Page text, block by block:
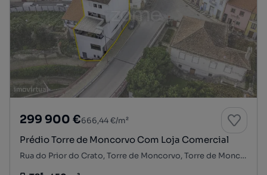
299 900 €666,44 €/m²
Prédio Torre de Moncorvo Com Loja Comercial
Rua do Prior do Crato, Torre de Moncorvo, Torre de Moncorvo, Bragança